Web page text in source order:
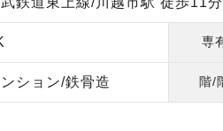
専
ション/鉄骨造 階/